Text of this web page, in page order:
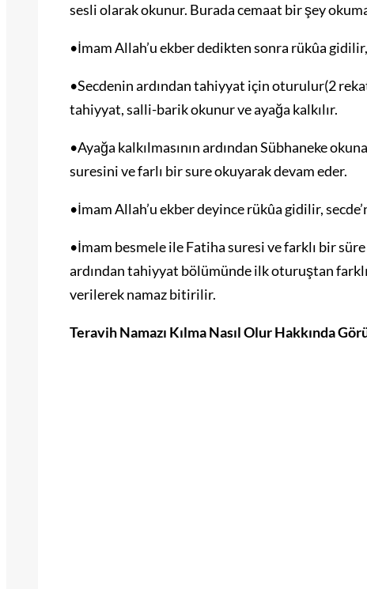
sesli olarak okunur. Burada cemaat bir şey
•İmam Allah’u ekber dedikten sonra rükûa
•Secdenin ardından tahiyyat için oturulur(2
tahiyyat, salli-barik okunur ve ayağa kalkılır.
•Ayağa kalkılmasının ardından Sübhaneke
suresini ve farlı bir sure okuyarak devam eder.
•İmam Allah’u ekber deyince rükûa gidilir,
•İmam besmele ile Fatiha suresi ve farklı bir
ardından tahiyyat bölümünde ilk oturuştan
verilerek namaz bitirilir.
Teravih Namazı Kılma Nasıl Olur Hakkında